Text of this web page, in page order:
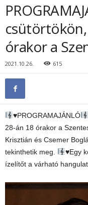
órakor a
2021.10.26. 615
♥️PROGRAMAJÁNLÓ
28-án 18 órakor a
Krisztián és Csemer
tekinthetik meg.
♥️Egy
ízelítőt a várható